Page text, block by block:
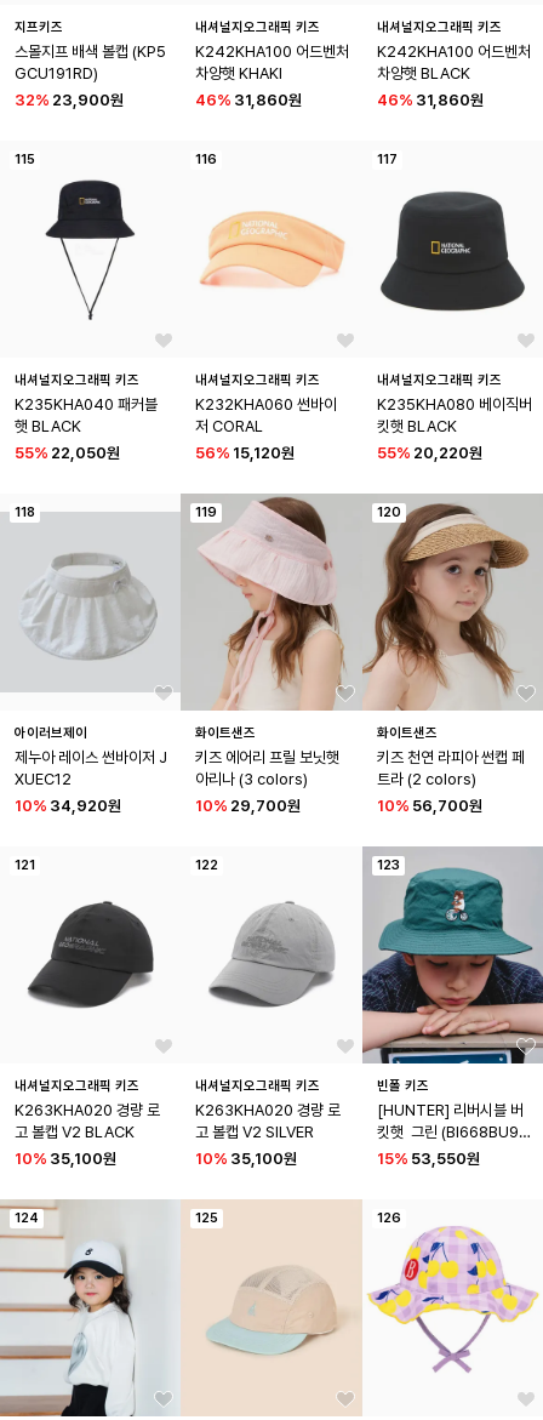
지프키즈
스몰지프 배색 볼캡 (KP5
GCU191RD)
32% 23,900원
내셔널지오그래픽 키즈
K242KHA100 어드벤처
차양햇 KHAKI
46% 31,860원
내셔널지오그래픽 키즈
K242KHA100 어드벤처
차양햇 BLACK
46% 31,860원
115
내셔널지오그래픽 키즈
K235KHA040 패커블
햇 BLACK
55% 22,050원
116
내셔널지오그래픽 키즈
K232KHA060 썬바이
저 CORAL
56% 15,120원
117
내셔널지오그래픽 키즈
K235KHA080 베이직버
킷햇 BLACK
55% 20,220원
118
아이러브제이
제누아 레이스 썬바이저 J
XUEC12
10% 34,920원
119
화이트샌즈
키즈 에어리 프릴 보닛햇
아리나 (3 colors)
10% 29,700원
120
화이트샌즈
키즈 천연 라피아 썬캡 페
트라 (2 colors)
10% 56,700원
121
내셔널지오그래픽 키즈
K263KHA020 경량 로
고 볼캡 V2 BLACK
10% 35,100원
122
내셔널지오그래픽 키즈
K263KHA020 경량 로
고 볼캡 V2 SILVER
10% 35,100원
123
빈폴 키즈
[HUNTER] 리버시블 버
킷햇  그린 (BI668BU90
M)
15% 53,550원
124 125 126